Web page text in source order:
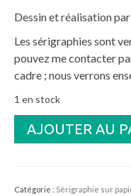
Dessin et réalisation
Les sérigraphies sont
pouvez me contacter
cadre ; nous verrons
1 en stock
quantité
AJOUTER AU
Catégorie : Sérigraphie sur